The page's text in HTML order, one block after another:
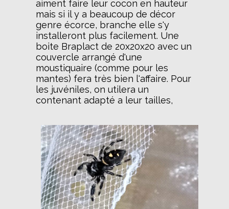
aiment faire leur cocon en hauteur
mais si il y a beaucoup de décor
genre écorce, branche elle s'y
installeront plus facilement. Une
boite Braplact de 20x20x20 avec un
couvercle arrangé d'une
moustiquaire (comme pour les
mantes) fera très bien l'affaire. Pour
les juvéniles, on utilera un
contenant adapté a leur tailles,